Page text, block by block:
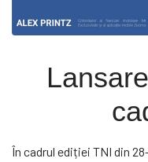
În cadrul ediției TNI din